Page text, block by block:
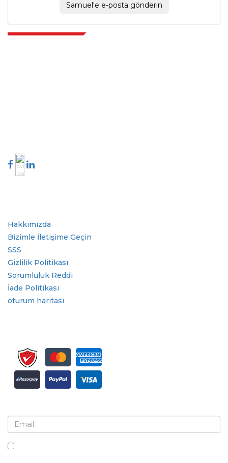
Samuel'e e-posta gönderin
Hakkımızda
Bizimle İletişime Geçin
SSS
Gizlilik Politikası
Sorumluluk Reddi
İade Politikası
oturum haritası